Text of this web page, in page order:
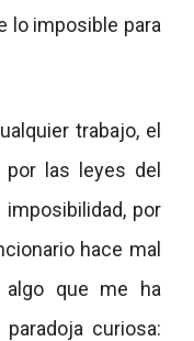
lo imposible para
trabajo, el
por las leyes del
por
hace mal
que me ha
curiosa: